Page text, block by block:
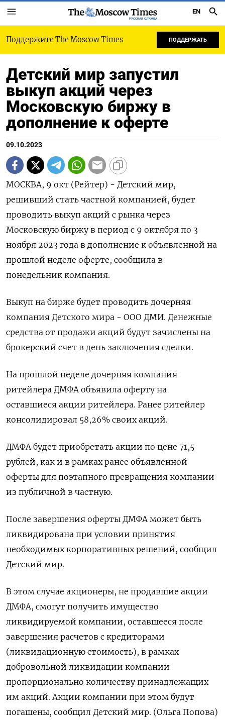
РУССКАЯ СЛУЖБА
EN
Поддержите The Moscow Times ПОДДЕРЖАТЬ
Детский мир запустил
выкуп акций через
Московскую биржу в
дополнение к оферте
09.10.2023
МОСКВА, 9 окт (Рейтер) - Детский мир,
решивший стать частной компанией, будет
проводить выкуп акций с рынка через
Московскую биржу в период с 9 октября по 3
ноября 2023 года в дополнение к объявленной на
прошлой неделе оферте, сообщила в
понедельник компания.
Выкуп на бирже будет проводить дочерняя
компания Детского мира - ООО ДМИ. Денежные
средства от продажи акций будут зачислены на
брокерский счет в день заключения сделки.
На прошлой неделе дочерняя компания
ритейлера ДМФА объявила оферту на
оставшиеся акции ритейлера. Ранее ритейлер
консолидировал 58,26% своих акций.
ДМФА будет приобретать акции по цене 71,5
рублей, как и в рамках ранее объявленной
оферты для поэтапного превращения компании
из публичной в частную.
После завершения оферты ДМФА может быть
ликвидирована при условии принятия
необходимых корпоративных решений, сообщил
Детский мир.
В этом случае акционеры, не продавшие акции
ДМФА, смогут получить имущество
ликвидируемой компании, оставшееся после
завершения расчетов с кредиторами
(ликвидационную стоимость), в рамках
добровольной ликвидации компании
пропорционально количеству принадлежащих
им акций. Акции компании при этом будут
погашены, сообщил Детский мир. (Ольга Попова)